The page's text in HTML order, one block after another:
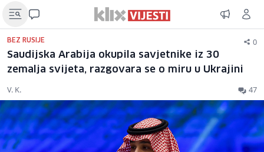
BEZ RUSIJE 0
Saudijska Arabija okupila savjetnike iz 30
zemalja svijeta, razgovara se o miru u Ukrajini
V. K. 47